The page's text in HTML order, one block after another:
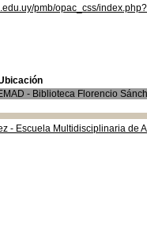
pmb/opac_css/
- Biblioteca Florencio
- Escuela Multidisciplinaria de